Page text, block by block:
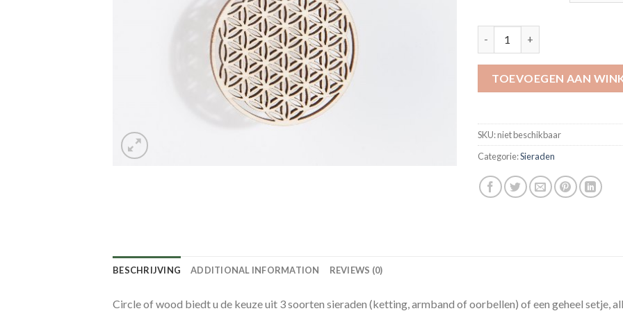
TOEVOEGEN AAN
SKU:niet beschikbaar
Categorie:Sieraden
BESCHRIJVING ADDITIONAL INFORMATION REVIEWS (0)
Circle of wood biedt u de keuze uit 3 soorten sieraden (ketting, armband of oorbellen) of een geheel setje,